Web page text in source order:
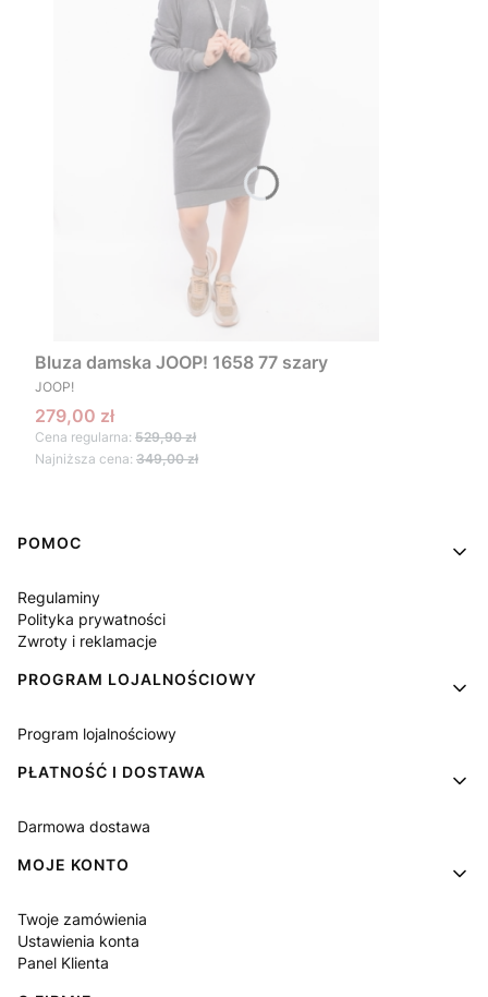
Bluza damska JOOP! 1658 77 szary
PRODUCENT
JOOP!
Cena promocyjna
279,00 zł
Cena regularna: 529,90 zł
Najniższa cena: 349,00 zł
Linki w stopce
POMOC
Regulaminy
Polityka prywatności
Zwroty i reklamacje
PROGRAM LOJALNOŚCIOWY
Program lojalnościowy
PŁATNOŚĆ I DOSTAWA
Darmowa dostawa
MOJE KONTO
Twoje zamówienia
Ustawienia konta
Panel Klienta